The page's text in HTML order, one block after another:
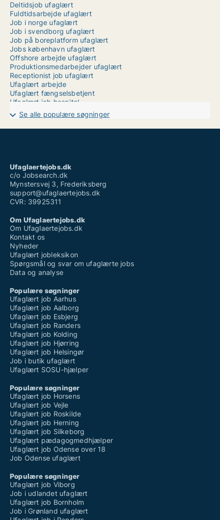
Deltidsjob ufaglært
Fuldtidsarbejde ufaglært
Job i norge ufaglært
Job i svendborg ufaglært
Job på boreplatform ufaglært
Jobs københavn ufaglært
Offshore arbejde ufaglært
Produktionsmedarbejder ufaglært
Receptionist job ufaglært
Ufaglært arbejde
Ufaglært fængselsbetjent
Ufaglært job hospital
Ufaglært job i randers
Ufaglært job kolding sygehus
Ufaglært job sorø
Ufaglært social- og sundhedshjælper løn
Ufaglært sosu hjælper job
Se alle populære søgninger
Ufaglaertejobs.dk
c/o Jobsearch.dk
Mynstersvej 3, Frederiksberg
support@ufaglaertejobs.dk
CVR: 39925311
Om Ufaglaertejobs.dk
Om Ufaglaertejobs.dk
Kontakt os
Nyheder
Ufaglært jobleksikon
Spørgsmål og svar om ufaglærte jobs
Data og analyse
Populære søgninger
Ufaglært job Aarhus
Ufaglært job Aalborg
Ufaglært job Esbjerg
Ufaglært job Randers
Ufaglært job Kolding
Ufaglært job Hjørring
Ufaglært job Helsingør
Job i butik ufaglært
Ufaglært SOSU-hjælper
Populære søgninger
Ufaglært job Horsens
Ufaglært job Vejle
Ufaglært job Roskilde
Ufaglært job Herning
Ufaglært job Silkeborg
Ufaglært pædagogmedhjælper
Ufaglært job Odense over 18
Job Odense ufaglært
Populære søgninger
Ufaglært job Viborg
Job i udlandet ufaglært
Ufaglært job Bornholm
Job i Grønland ufaglært